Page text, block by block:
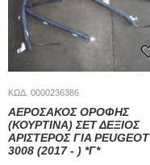
ΚΩΔ. 0000236386
ΑΕΡΟΣΑΚΟΣ ΟΡΟΦΗΣ
(ΚΟΥΡΤΙΝΑ) ΣΕΤ ΔΕΞΙΟΣ
ΑΡΙΣΤΕΡΟΣ ΓΙΑ PEUGEOT
3008 (2017 - ) *Γ*